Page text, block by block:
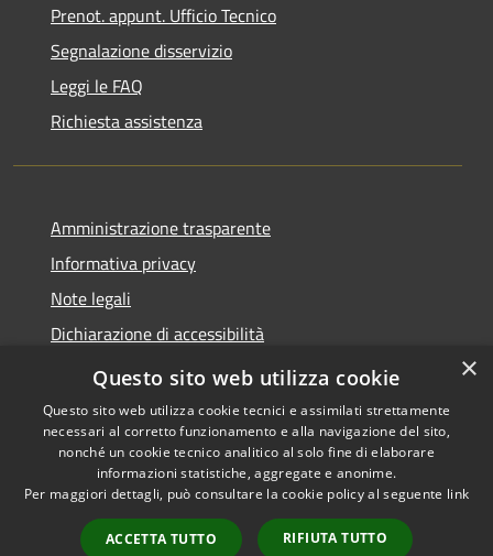
Prenot. appunt. Ufficio Tecnico
Segnalazione disservizio
Leggi le FAQ
Richiesta assistenza
Amministrazione trasparente
Informativa privacy
Note legali
Dichiarazione di accessibilità
Whistleblowing
Accessibilità
Copyright © 2026 • Comune di
Certaldo • Powered by
Municipium•
Accesso
×
Questo sito web utilizza cookie
Questo sito web utilizza cookie tecnici e assimilati strettamente
necessari al corretto funzionamento e alla navigazione del sito,
nonché un cookie tecnico analitico al solo fine di elaborare
informazioni statistiche, aggregate e anonime.
Per maggiori dettagli, può consultare la cookie policy al seguente link
ACCETTA TUTTO RIFIUTA TUTTO